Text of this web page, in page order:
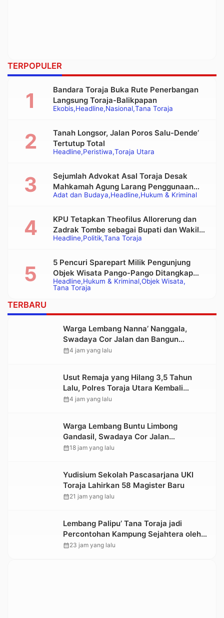
TERPOPULER
Ekobis Headline Nasional Tana Toraja
Bandara Toraja Buka Rute Penerbangan
Langsung Toraja-Balikpapan
Headline Peristiwa Toraja Utara
Tanah Longsor, Jalan Poros Salu-Dende’
Tertutup Total
Adat dan Budaya Headline Hukum & Kriminal
Sejumlah Advokat Asal Toraja Desak
Mahkamah Agung Larang Penggunaan
Alat Berat pada Eksekusi Rumah Adat
Headline Politik Tana Toraja
KPU Tetapkan Theofilus Allorerung dan
Zadrak Tombe sebagai Bupati dan Wakil
Bupati Tana Toraja Terpilih
Headline Hukum & Kriminal Objek Wisata
Tana Toraja
5 Pencuri Sparepart Milik Pengunjung
Objek Wisata Pango-Pango Ditangkap
Polisi
TERBARU
Warga Lembang Nanna’ Nanggala,
Swadaya Cor Jalan dan Bangun
Jembatan
calendar_month4 jam yang lalu
Usut Remaja yang Hilang 3,5 Tahun
Lalu, Polres Toraja Utara Kembali
Datangi TKP
calendar_month4 jam yang lalu
Warga Lembang Buntu Limbong
Gandasil, Swadaya Cor Jalan
Sepanjang 500 Meter
calendar_month18 jam yang lalu
Yudisium Sekolah Pascasarjana UKI
Toraja Lahirkan 58 Magister Baru
calendar_month21 jam yang lalu
Lembang Palipu’ Tana Toraja jadi
Percontohan Kampung Sejahtera oleh
Kemensos
calendar_month23 jam yang lalu